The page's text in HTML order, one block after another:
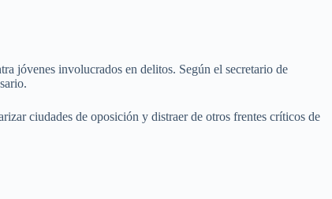
jóvenes involucrados en delitos. Según el secretario de
ciudades de oposición y distraer de otros frentes críticos de